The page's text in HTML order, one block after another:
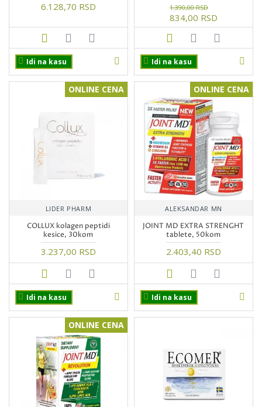
6.128,70 RSD
Idi na kasu
834,00 RSD
1.390,00 RSD
Idi na kasu
ONLINE CENA
LIDER PHARM
COLLUX kolagen peptidi
kesice, 30kom
3.237,00 RSD
Idi na kasu
ONLINE CENA
ALEKSANDAR MN
JOINT MD EXTRA STRENGHT
tablete, 50kom
2.403,40 RSD
Idi na kasu
ONLINE CENA